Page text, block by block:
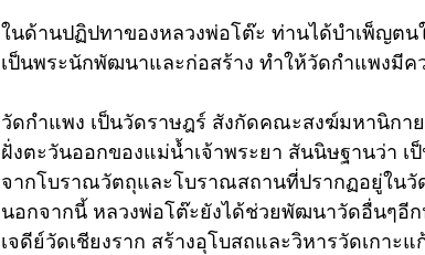
ในด้านปฏิปทาของหลวงพ่อโต๊ะ ท่านได้บำเพ็ญต
เป็นพระนักพัฒนาและก่อสร้าง ทำให้วัดกำแพงมีค
วัดกำแพง เป็นวัดราษฎร์ สังกัดคณะสงฆ์มหานิกา
ฝั่งตะวันออกของแม่น้ำเจ้าพระยา สันนิษฐานว่า
จากโบราณวัตถุและโบราณสถานที่ปรากฏอยู่ในวั
นอกจากนี้ หลวงพ่อโต๊ะยังได้ช่วยพัฒนาวัดอื่นๆอี
เจดีย์วัดเชียงราก สร้างอุโบสถและวิหารวัดเกาะ